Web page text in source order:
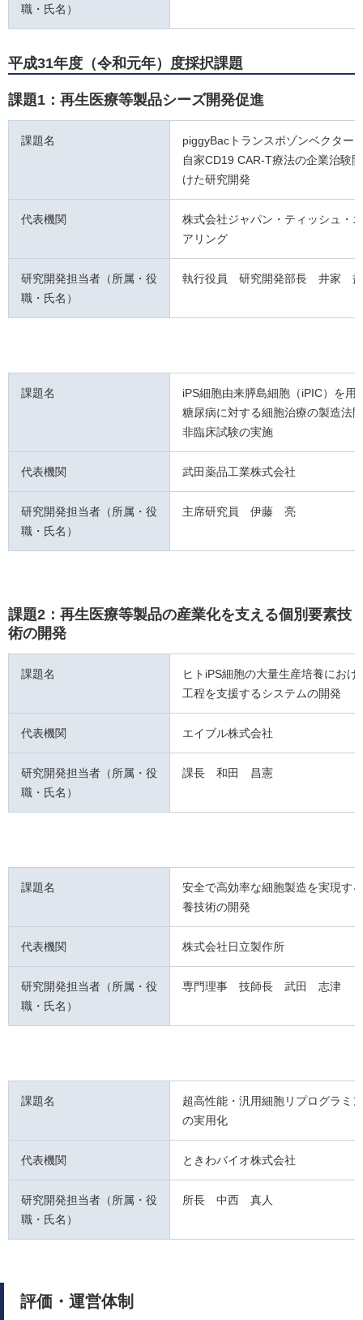
職・氏名）
平成31年度（令和元年）度採択課題
課題1：再生医療等製品シーズ開発促進
課題名
piggyBacトランスポゾンベクター
自家CD19 CAR-T療法の企業治験
けた研究開発
代表機関
株式会社ジャパン・ティッシュ・
アリング
研究開発担当者（所属・役
職・氏名）
執行役員 研究開発部長 井家
課題名
iPS細胞由来膵島細胞（iPIC）を用
糖尿病に対する細胞治療の製造法
非臨床試験の実施
代表機関 武田薬品工業株式会社
研究開発担当者（所属・役
職・氏名）
主席研究員 伊藤 亮
課題2：再生医療等製品の産業化を支える個別要素技
術の開発
課題名
ヒトiPS細胞の大量生産培養におけ
工程を支援するシステムの開発
代表機関 エイブル株式会社
研究開発担当者（所属・役
職・氏名）
課長 和田 昌憲
課題名
安全で高効率な細胞製造を実現す
養技術の開発
代表機関 株式会社日立製作所
研究開発担当者（所属・役
職・氏名）
専門理事 技師長 武田 志津
課題名
超高性能・汎用細胞リプログラミ
の実用化
代表機関 ときわバイオ株式会社
研究開発担当者（所属・役
職・氏名）
所長 中西 真人
評価・運営体制